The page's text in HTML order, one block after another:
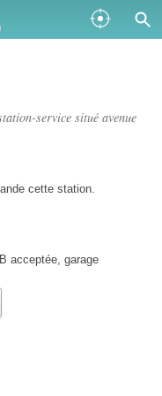
service situé avenue
cette station.
acceptée, garage